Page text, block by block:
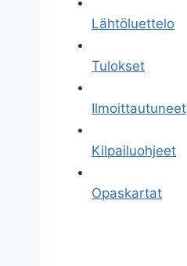
Lähtöluettelo
Tulokset
Ilmoittautuneet
Kilpailuohjeet
Opaskartat